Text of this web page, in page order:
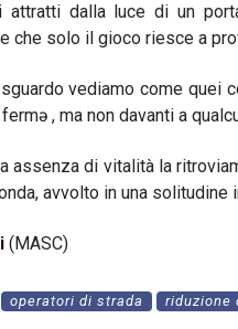
attratti dalla luce di un
che solo il gioco riesce a
vediamo come quei
, ma non davanti a
assenza di vitalità la
avvolto in una solitudine
(MASC)
operatori di strada riduzione